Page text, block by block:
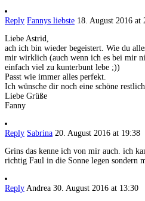
Reply Fannys liebste 18. August 2016 at
Liebe Astrid,
ach ich bin wieder begeistert. Wie du
mir wirklich (auch wenn ich es bei mir
einfach viel zu kunterbunt lebe ;))
Passt wie immer alles perfekt.
Ich wünsche dir noch eine schöne
Liebe Grüße
Fanny
Reply Sabrina 20. August 2016 at 19:38
Grins das kenne ich von mir auch. ich
richtig Faul in die Sonne legen sondern
Reply Andrea 30. August 2016 at 13:30